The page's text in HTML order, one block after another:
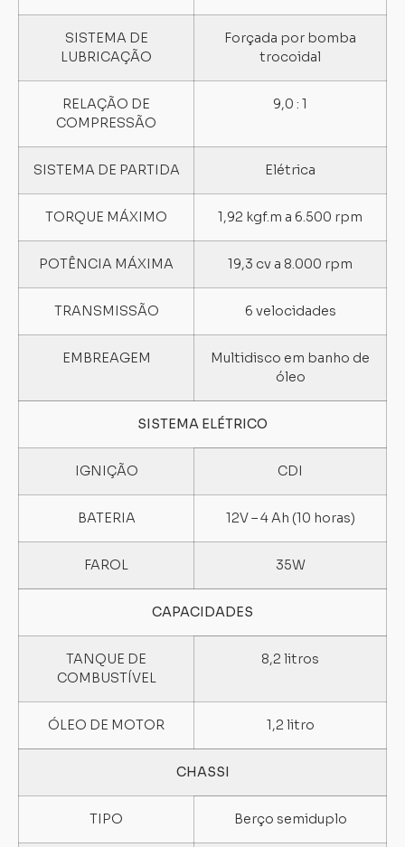
SISTEMA DE
LUBRICAÇÃO
Forçada por bomba
trocoidal
RELAÇÃO DE
COMPRESSÃO
9,0 : 1
SISTEMA DE PARTIDA Elétrica
TORQUE MÁXIMO 1,92 kgf.m a 6.500 rpm
POTÊNCIA MÁXIMA 19,3 cv a 8.000 rpm
TRANSMISSÃO 6 velocidades
EMBREAGEM
Multidisco em banho de
óleo
SISTEMA ELÉTRICO
IGNIÇÃO CDI
BATERIA 12V – 4 Ah (10 horas)
FAROL 35W
CAPACIDADES
TANQUE DE
COMBUSTÍVEL
8,2 litros
ÓLEO DE MOTOR 1,2 litro
CHASSI
TIPO Berço semiduplo